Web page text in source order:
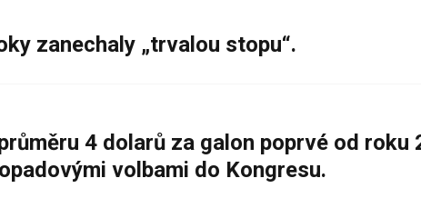
zanechaly „trvalou stopu“.
4 dolarů za galon poprvé od
volbami do Kongresu.